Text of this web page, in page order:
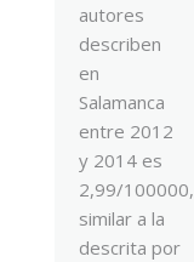
autores
describen
en
Salamanca
entre 2012
y 2014 es
2,99/100000,
similar a la
descrita por